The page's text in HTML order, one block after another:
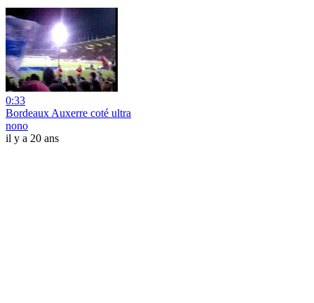
0:33
Bordeaux Auxerre coté ultra
nono
il y a 20 ans